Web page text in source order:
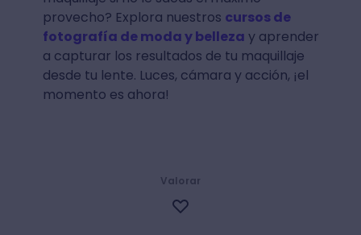
provecho? Explora nuestros cursos de
fotografía de moda y belleza y aprender
a capturar los resultados de tu maquillaje
desde tu lente. Luces, cámara y acción, ¡el
momento es ahora!
Valorar